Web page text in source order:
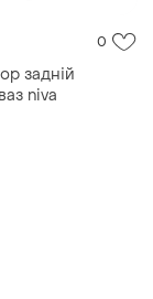
0
задній
niva